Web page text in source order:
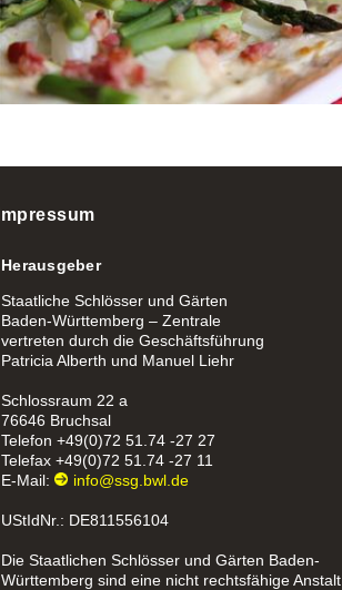
Impressum
Herausgeber
Staatliche Schlösser und Gärten
Baden-Württemberg – Zentrale
vertreten durch die Geschäftsführung
Patricia Alberth und Manuel Liehr
Schlossraum 22 a
76646 Bruchsal
Telefon +49(0)72 51.74 -27 27
Telefax +49(0)72 51.74 -27 11
E-Mail:
info@ssg.bwl.de
UStIdNr.: DE811556104
Die Staatlichen Schlösser und Gärten Baden-
Württemberg sind eine nicht rechtsfähige Anstalt